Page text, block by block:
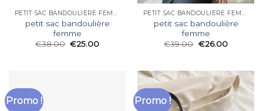
PETIT SAC BANDOULIÈRE FEMME
petit sac bandoulière
femme
€38.00 €25.00
PETIT SAC BANDOULIÈRE FEMME
petit sac bandoulière
femme
€39.00 €26.00
Promo ! Promo !